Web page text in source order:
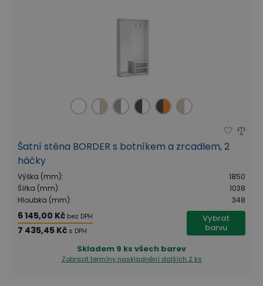
Šatní stěna BORDER s botníkem a zrcadlem, 2
háčky
Výška (mm):
1850
Šířka (mm):
1038
Hloubka (mm): 348
6 145,00 Kč bez DPH
7 435,45 Kč s DPH
Vybrat
barvu
Skladem 9 ks všech barev
Zobrazit termíny naskladnění dalších 2 ks